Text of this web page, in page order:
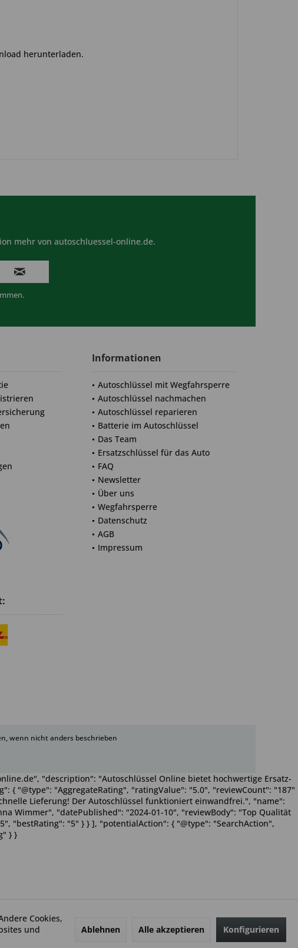
herunterladen.
mehr von autoschluessel-online.de.
Informationen
Autoschlüssel mit Wegfahrsperre
Autoschlüssel nachmachen
Autoschlüssel reparieren
Batterie im Autoschlüssel
Das Team
Ersatzschlüssel für das Auto
FAQ
Newsletter
Über uns
Wegfahrsperre
Datenschutz
AGB
Impressum
wenn nicht anders beschrieben
Cookies,
und
Ablehnen Alle akzeptieren Konfigurieren
"description": "Autoschlüssel Online bietet hochwertige Ersatz-
{ "@type": "AggregateRating", "ratingValue": "5.0", "reviewCount": "187"
Lieferung! Der Autoschlüssel funktioniert einwandfrei.", "name":
Wimmer", "datePublished": "2024-01-10", "reviewBody": "Top Qualität
"bestRating": "5" } } ], "potentialAction": { "@type": "SearchAction",
} }